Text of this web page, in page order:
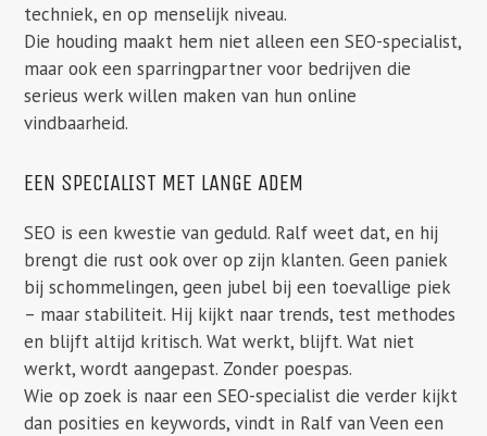
techniek, en op menselijk niveau.
Die houding maakt hem niet alleen een SEO-specialist,
maar ook een sparringpartner voor bedrijven die
serieus werk willen maken van hun online
vindbaarheid.
EEN SPECIALIST MET LANGE ADEM
SEO is een kwestie van geduld. Ralf weet dat, en hij
brengt die rust ook over op zijn klanten. Geen paniek
bij schommelingen, geen jubel bij een toevallige piek
– maar stabiliteit. Hij kijkt naar trends, test methodes
en blijft altijd kritisch. Wat werkt, blijft. Wat niet
werkt, wordt aangepast. Zonder poespas.
Wie op zoek is naar een SEO-specialist die verder kijkt
dan posities en keywords, vindt in Ralf van Veen een